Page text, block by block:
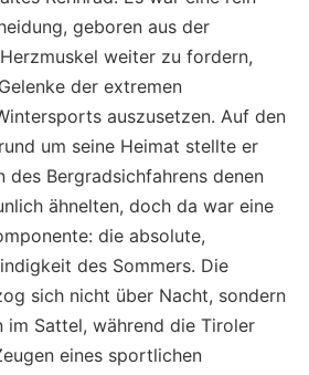
geboren aus der
weiter zu fordern,
der extremen
auszusetzen. Auf den
um seine Heimat stellte er
des Bergradsichfahrens denen
ähnelten, doch da war eine
die absolute,
des Sommers. Die
sich nicht über Nacht, sondern
im Sattel, während die Tiroler
eines sportlichen